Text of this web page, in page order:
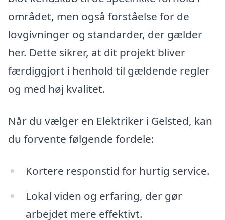
området, men også forståelse for de
lovgivninger og standarder, der gælder
her. Dette sikrer, at dit projekt bliver
færdiggjort i henhold til gældende regler
og med høj kvalitet.
Når du vælger en Elektriker i Gelsted, kan
du forvente følgende fordele:
Kortere responstid for hurtig service.
Lokal viden og erfaring, der gør
arbejdet mere effektivt.